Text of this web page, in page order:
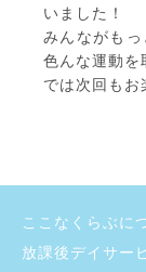
いました！
みんながも
色んな運動を
では次回もお
ここなくらぶに
放課後デイサー